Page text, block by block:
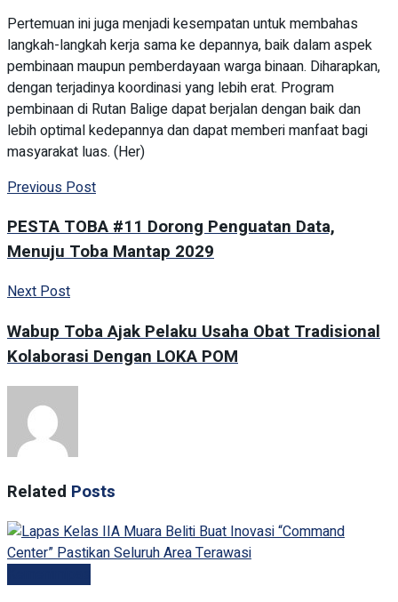
Pertemuan ini juga menjadi kesempatan untuk membahas
langkah-langkah kerja sama ke depannya, baik dalam aspek
pembinaan maupun pemberdayaan warga binaan. Diharapkan,
dengan terjadinya koordinasi yang lebih erat. Program
pembinaan di Rutan Balige dapat berjalan dengan baik dan
lebih optimal kedepannya dan dapat memberi manfaat bagi
masyarakat luas. (Her)
Previous Post
PESTA TOBA #11 Dorong Penguatan Data,
Menuju Toba Mantap 2029
Next Post
Wabup Toba Ajak Pelaku Usaha Obat Tradisional
Kolaborasi Dengan LOKA POM
Related Posts